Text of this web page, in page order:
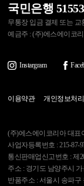
국민은행
무통장 입금 결제 또는
예금주 : (주)에스에이코
Instargram
이용약관 개인정보처
(주)에스에이코리아 대표
사업자등록번호 : 215-87-
통신판매업신고번호 : 제
주소 : 경기도 남양주시
반품주소 : 서울시 송파구